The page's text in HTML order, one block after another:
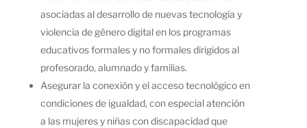
asociadas al desarrollo de nuevas tecnología y
violencia de género digital en los programas
educativos formales y no formales dirigidos al
profesorado, alumnado y familias.
Asegurar la conexión y el acceso tecnológico en
condiciones de igualdad, con especial atención
a las mujeres y niñas con discapacidad que